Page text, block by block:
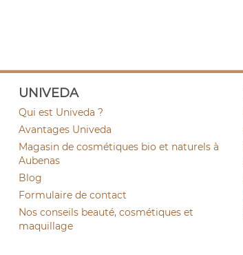
UNIVEDA
Qui est Univeda ?
Avantages Univeda
Magasin de cosmétiques bio et naturels à
Aubenas
Blog
Formulaire de contact
Nos conseils beauté, cosmétiques et
maquillage